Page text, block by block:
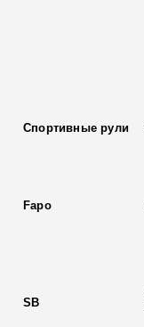
Спортивные рули
Fapo
SB